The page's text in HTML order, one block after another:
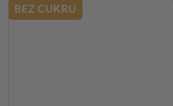
BEZ CUKRU